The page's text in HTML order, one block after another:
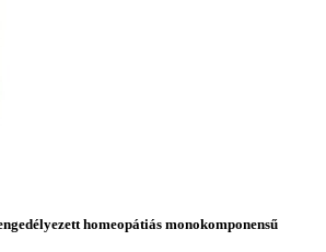
homeopátiás monokomponensű